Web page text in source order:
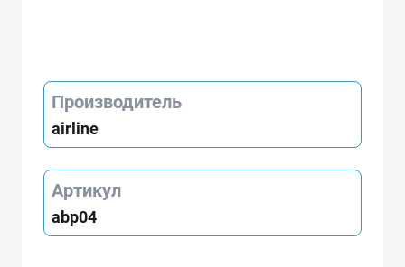
Производитель
airline
Артикул
abp04